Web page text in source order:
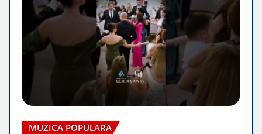
MUZICA POPULARA